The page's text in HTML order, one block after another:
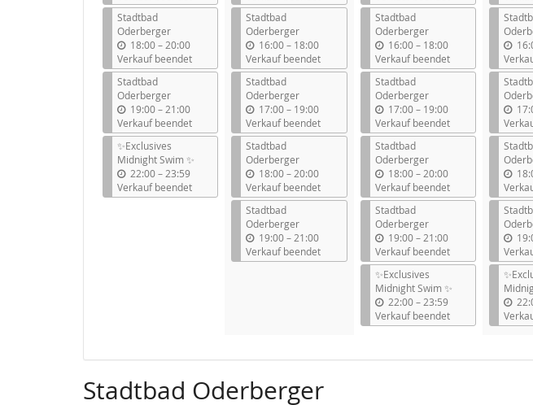
s
Stadtbad
Oderberger
18:00–b
i
s
20:00
Verkauf beendet
Stadtbad
Oderberger
19:00–b
i
s
21:00
Verkauf beendet
✨Exclusives
Midnight Swim ✨
22:00–b
i
s
23:59
Verkauf beendet
s
Stadtbad
Oderberger
16:00 –b
i
s
18:00
Verkauf beendet
Stadtbad
Oderberger
17:00 –b
i
s
19:00
Verkauf beendet
Stadtbad
Oderberger
18:00 –b
i
s
20:00
Verkauf beendet
Stadtbad
Oderberger
19:00 –b
i
s
21:00
Verkauf beendet
s
Stadtbad
Oderberger
16:00 –b
i
s
18:00
Verkauf beendet
Stadtbad
Oderberger
17:00 –b
i
s
19:00
Verkauf beendet
Stadtbad
Oderberger
18:00 –b
i
s
20:00
Verkauf beendet
Stadtbad
Oderberger
19:00 –b
i
s
21:00
Verkauf beendet
✨Exclusives
Midnight Swim ✨
22:00 –b
i
s
23:59
Verkauf beendet
Stadtbad Oderberger